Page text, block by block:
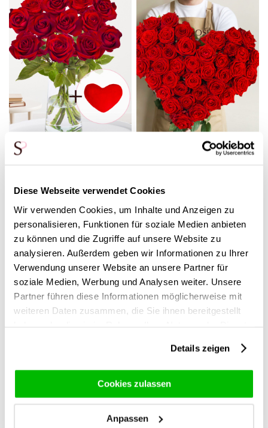
Diese Webseite verwendet Cookies
Wir verwenden Cookies, um Inhalte und Anzeigen zu
personalisieren, Funktionen für soziale Medien anbieten
zu können und die Zugriffe auf unsere Website zu
analysieren. Außerdem geben wir Informationen zu Ihrer
Verwendung unserer Website an unsere Partner für
soziale Medien, Werbung und Analysen weiter. Unsere
Partner führen diese Informationen möglicherweise mit
weiteren Daten zusammen, die Sie ihnen bereitgestellt
Details zeigen
Cookies zulassen
Anpassen
Valentinsstrauß - 12 Rote
Plüsch Herz
32,95
Rote Rosen in Herzform
Glasvase und Plüsch Herz